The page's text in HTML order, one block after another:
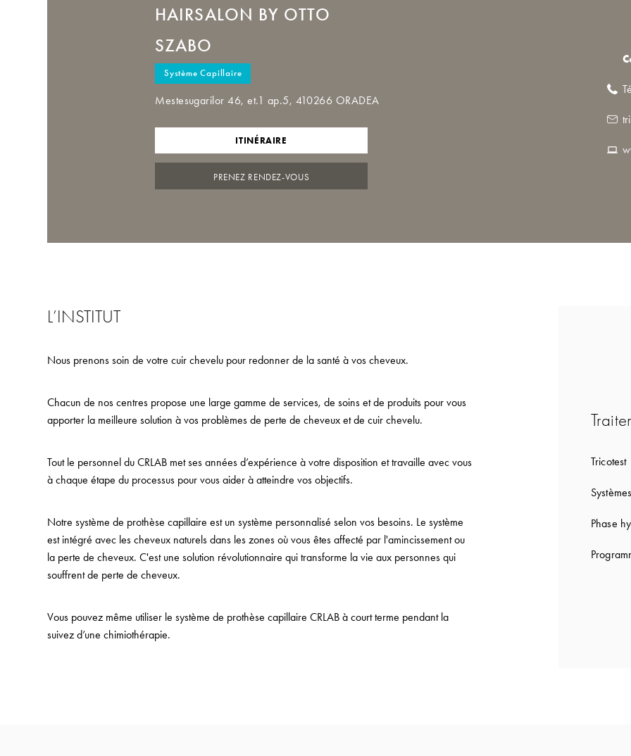
HAIRSALON BY OTTO
SZABO
Système Capillaire
Mestesugarilor 46, et.1 ap.5, 410266 ORADEA
ITINÉRAIRE
PRENEZ RENDEZ-VOUS
L’INSTITUT
Nous prenons soin de votre cuir chevelu pour redonner de la santé à vos cheveux.
Chacun de nos centres propose une large gamme de services, de soins et de produits pour vous
apporter la meilleure solution à vos problèmes de perte de cheveux et de cuir chevelu.
Tout le personnel du CRLAB met ses années d’expérience à votre disposition et travaille avec vous
à chaque étape du processus pour vous aider à atteindre vos objectifs.
Notre système de prothèse capillaire est un système personnalisé selon vos besoins. Le système
est intégré avec les cheveux naturels dans les zones où vous êtes affecté par l'amincissement ou
la perte de cheveux. C'est une solution révolutionnaire qui transforme la vie aux personnes qui
souffrent de perte de cheveux.
Vous pouvez même utiliser le système de prothèse capillaire CRLAB à court terme pendant la
suivez d’une chimiothérapie.
Tricotest
Phase